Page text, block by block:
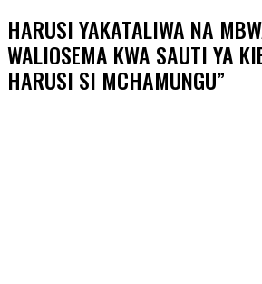
HARUSI YAKATALIWA NA
WALIOSEMA KWA SAUTI YA
HARUSI SI MCHAMUNGU”